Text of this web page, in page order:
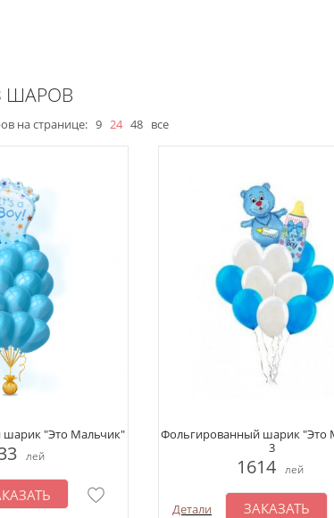
ШАРОВ
на странице: 9 24 48 все
"Это Мальчик"
лей
Фольгированный шарик "Это
3
1614 лей
Детали ЗАКАЗАТЬ